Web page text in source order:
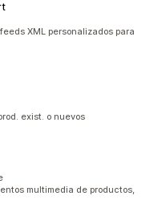
XML personalizados para
exist. o nuevos
multimedia de productos,